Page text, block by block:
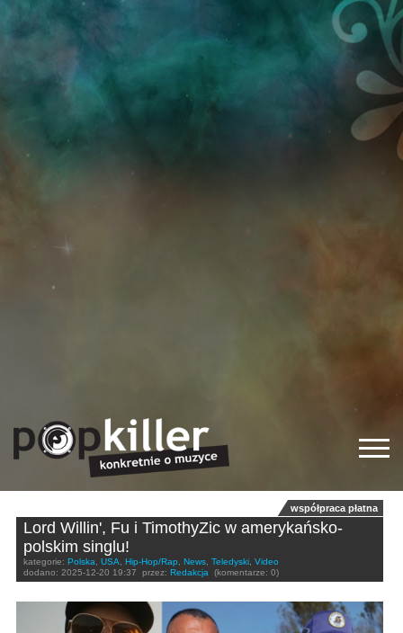
współpraca płatna
Lord Willin', Fu i TimothyZic w amerykańsko-
polskim singlu!
kategorie: Polska, USA, Hip-Hop/Rap, News, Teledyski, Video
dodano: 2025-12-20 19:37 przez: Redakcja (komentarze: 0)